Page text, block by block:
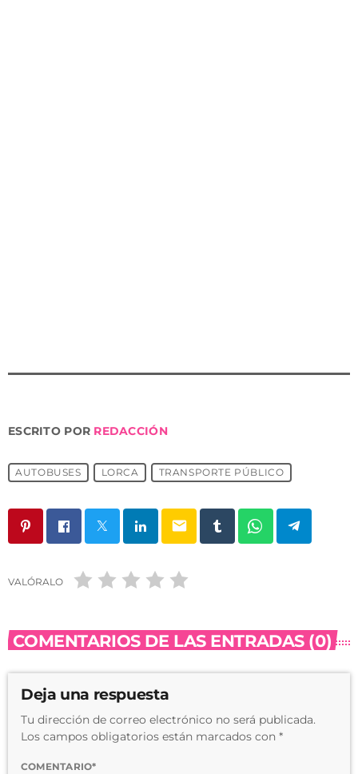
ESCRITO POR REDACCIÓN
AUTOBUSES LORCA TRANSPORTE PÚBLICO
email
VALÓRALO
COMENTARIOS DE LAS ENTRADAS (0)
Deja una respuesta
Tu dirección de correo electrónico no será publicada.
Los campos obligatorios están marcados con *
COMENTARIO*